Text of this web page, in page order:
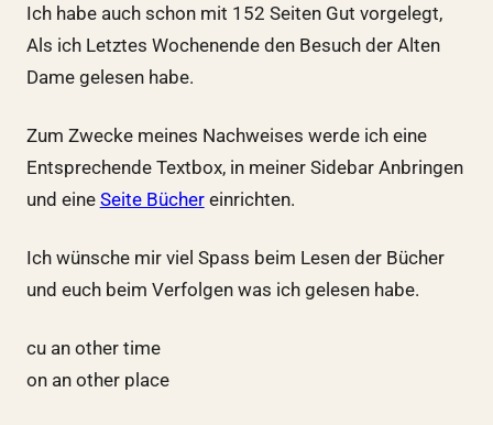
Ich habe auch schon mit 152 Seiten Gut vorgelegt,
Als ich Letztes Wochenende den Besuch der Alten
Dame gelesen habe.
Zum Zwecke meines Nachweises werde ich eine
Entsprechende Textbox, in meiner Sidebar Anbringen
und eine Seite Büchereinrichten.
Ich wünsche mir viel Spass beim Lesen der Bücher
und euch beim Verfolgen was ich gelesen habe.
cu an other time
on an other place